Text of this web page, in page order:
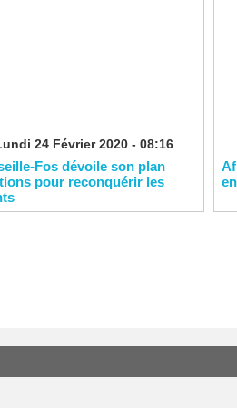
24 Février 2020 - 08:16
Fos dévoile son plan
pour reconquérir les